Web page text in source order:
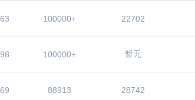
100000+ 22702
100000+ 暂无
88913 28742